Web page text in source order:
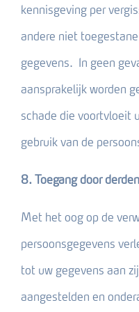
kennisgeving per
andere niet
gegevens. In geen
aansprakelijk worden
schade die
gebruik van de
8. Toegang door derden
Met het oog op de
persoonsgegevens
tot uw gegevens aan
aangestelden en